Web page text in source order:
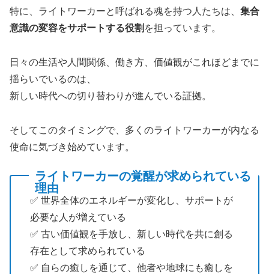
特に、ライトワーカーと呼ばれる魂を持つ人たちは、 集合
意識の変容をサポートする役割 を担っています。
日々の生活や人間関係、働き方、価値観がこれほどまでに
揺らいでいるのは、
新しい時代への切り替わりが進んでいる証拠。
そしてこのタイミングで、多くのライトワーカーが内なる
使命に気づき始めています。
ライトワーカーの覚醒が求められている
理由
✅️ 世界全体のエネルギーが変化し、サポートが
必要な人が増えている
✅️ 古い価値観を手放し、新しい時代を共に創る
存在として求められている
✅️ 自らの癒しを通じて、他者や地球にも癒しを